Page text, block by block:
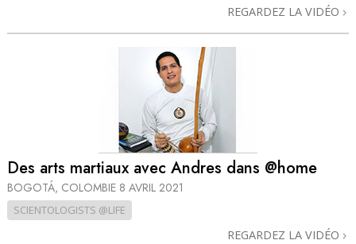
REGARDEZ LA VIDÉO
Des arts martiaux avec Andres dans @home
BOGOTÁ, COLOMBIE 8 AVRIL 2021
SCIENTOLOGISTS @LIFE
REGARDEZ LA VIDÉO